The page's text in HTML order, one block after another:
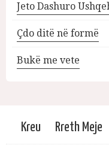
Jeto Dashuro
Çdo ditë në formë
Bukë me vete
Kreu Rreth Meje